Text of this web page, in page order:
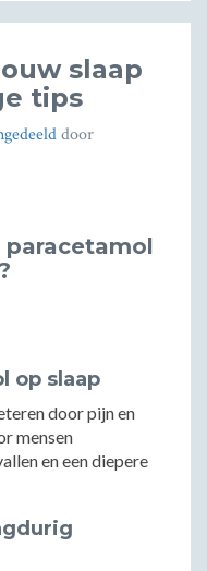
slaap
tips
door
paracetamol
op slaap
door pijn en
mensen
en een diepere